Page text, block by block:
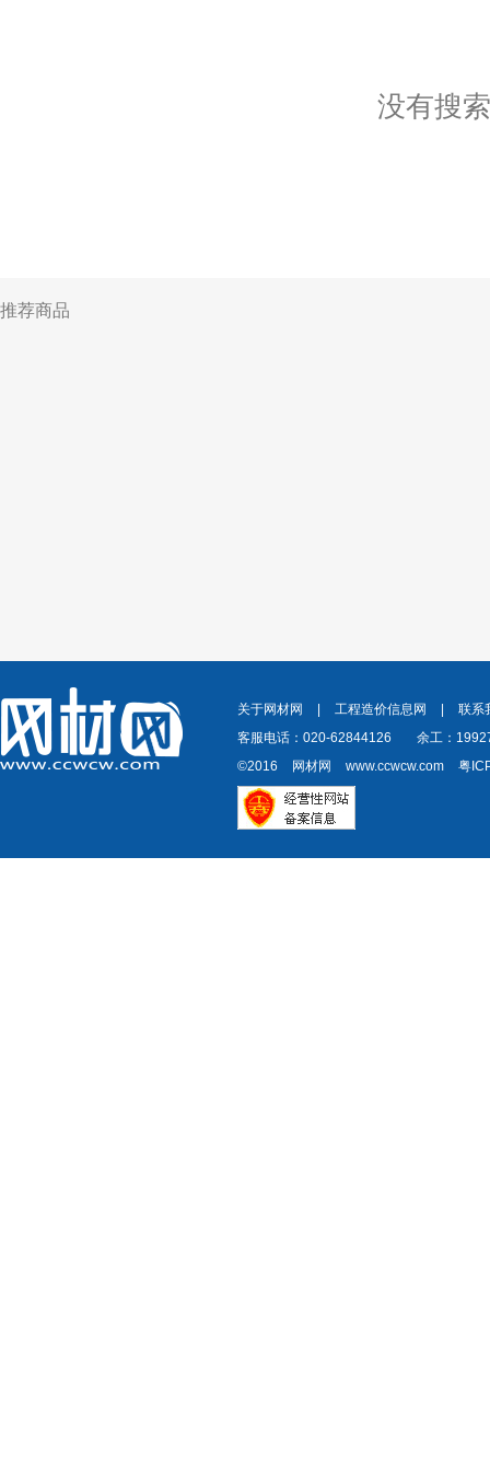
没有搜
推荐商品
关于网材网 工程造价信息网
联系
客服电话：020-62844126
余工：
©2016
网材网 www.ccwcw.com 粤